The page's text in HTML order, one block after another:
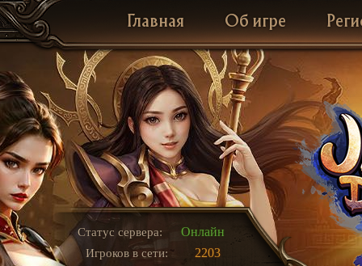
Главная Об игре
Статус сервера: Онлайн
Игроков в сети: 2203